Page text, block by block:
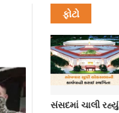
ફોટો
સંસદમાં ચાલી રહ્યું